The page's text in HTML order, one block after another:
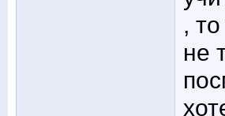
,
не